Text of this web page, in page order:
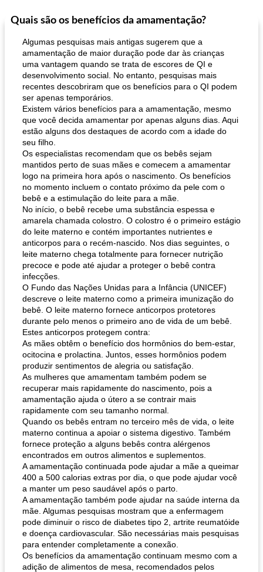
Quais são os benefícios da amamentação?
Algumas pesquisas mais antigas sugerem que a
amamentação de maior duração pode dar às crianças
uma vantagem quando se trata de escores de QI e
desenvolvimento social. No entanto, pesquisas mais
recentes descobriram que os benefícios para o QI podem
ser apenas temporários.
Existem vários benefícios para a amamentação, mesmo
que você decida amamentar por apenas alguns dias. Aqui
estão alguns dos destaques de acordo com a idade do
seu filho.
Os especialistas recomendam que os bebês sejam
mantidos perto de suas mães e comecem a amamentar
logo na primeira hora após o nascimento. Os benefícios
no momento incluem o contato próximo da pele com o
bebê e a estimulação do leite para a mãe.
No início, o bebê recebe uma substância espessa e
amarela chamada colostro. O colostro é o primeiro estágio
do leite materno e contém importantes nutrientes e
anticorpos para o recém-nascido. Nos dias seguintes, o
leite materno chega totalmente para fornecer nutrição
precoce e pode até ajudar a proteger o bebê contra
infecções.
O Fundo das Nações Unidas para a Infância (UNICEF)
descreve o leite materno como a primeira imunização do
bebê. O leite materno fornece anticorpos protetores
durante pelo menos o primeiro ano de vida de um bebê.
Estes anticorpos protegem contra:
As mães obtêm o benefício dos hormônios do bem-estar,
ocitocina e prolactina. Juntos, esses hormônios podem
produzir sentimentos de alegria ou satisfação.
As mulheres que amamentam também podem se
recuperar mais rapidamente do nascimento, pois a
amamentação ajuda o útero a se contrair mais
rapidamente com seu tamanho normal.
Quando os bebês entram no terceiro mês de vida, o leite
materno continua a apoiar o sistema digestivo. Também
fornece proteção a alguns bebês contra alérgenos
encontrados em outros alimentos e suplementos.
A amamentação continuada pode ajudar a mãe a queimar
400 a 500 calorias extras por dia, o que pode ajudar você
a manter um peso saudável após o parto.
A amamentação também pode ajudar na saúde interna da
mãe. Algumas pesquisas mostram que a enfermagem
pode diminuir o risco de diabetes tipo 2, artrite reumatóide
e doença cardiovascular. São necessárias mais pesquisas
para entender completamente a conexão.
Os benefícios da amamentação continuam mesmo com a
adição de alimentos de mesa, recomendados pelos